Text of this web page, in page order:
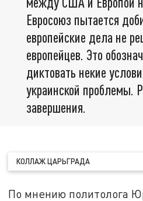
Евросоюз пытается
европейские дела не
европейцев. Это
диктовать некие
украинской проблемы.
завершения.
КОЛЛАЖ ЦАРЬГРАДА
По мнению политолога